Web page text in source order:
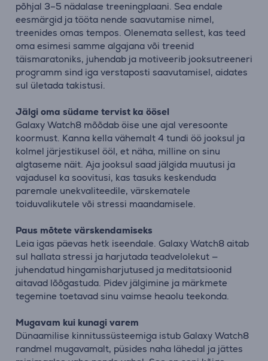
põhjal 3–5 nädalase treeningplaani. Sea endale
eesmärgid ja tööta nende saavutamise nimel,
treenides omas tempos. Olenemata sellest, kas teed
oma esimesi samme algajana või treenid
täismaratoniks, juhendab ja motiveerib jooksutreeneri
programm sind iga verstaposti saavutamisel, aidates
sul ületada takistusi.
Jälgi oma südame tervist ka öösel
Galaxy Watch8 mõõdab öise une ajal veresoonte
koormust. Kanna kella vähemalt 4 tundi öö jooksul ja
kolmel järjestikusel ööl, et näha, milline on sinu
algtaseme näit. Aja jooksul saad jälgida muutusi ja
vajadusel ka soovitusi, kas tasuks keskenduda
paremale unekvaliteedile, värskematele
toiduvalikutele või stressi maandamisele.
Paus mõtete värskendamiseks
Leia igas päevas hetk iseendale. Galaxy Watch8 aitab
sul hallata stressi ja harjutada teadvelolekut —
juhendatud hingamisharjutused ja meditatsioonid
aitavad lõõgastuda. Pidev jälgimine ja märkmete
tegemine toetavad sinu vaimse heaolu teekonda.
Mugavam kui kunagi varem
Dünaamilise kinnitussüsteemiga istub Galaxy Watch8
randmel mugavamalt, püsides naha lähedal ja jättes